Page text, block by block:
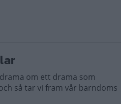
om ett drama som
så tar vi fram vår barndoms